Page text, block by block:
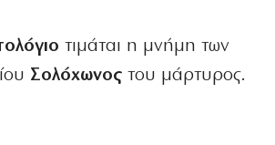
τιμάται η μνήμη των
Σολόχωνοςτου μάρτυρος.